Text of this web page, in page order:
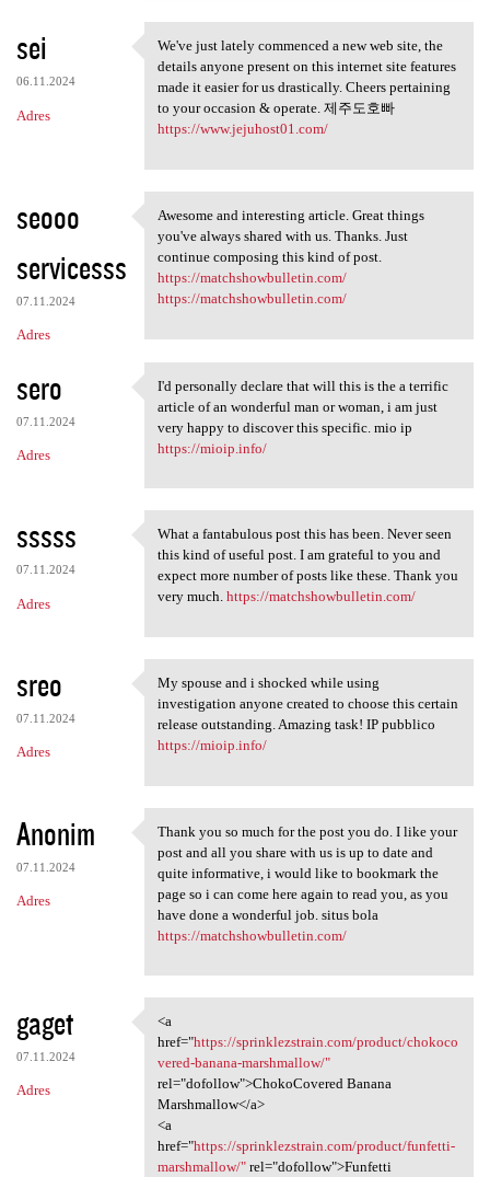
sei
06.11.2024
Adres
We've just lately commenced a
We've just lately commenced a new web site, the
details anyone present on this internet site features
made it easier for us drastically. Cheers pertaining
to your occasion & operate. 제주도호빠
https://www.jejuhost01.com/
seooo
servicesss
07.11.2024
Adres
Awesome and interesting
Awesome and interesting article. Great things
you've always shared with us. Thanks. Just
continue composing this kind of post.
https://matchshowbulletin.com/
https://matchshowbulletin.com/
sero
07.11.2024
Adres
I'd personally declare that
I'd personally declare that will this is the a terrific
article of an wonderful man or woman, i am just
very happy to discover this specific. mio ip
https://mioip.info/
sssss
07.11.2024
Adres
What a fantabulous post this
What a fantabulous post this has been. Never seen
this kind of useful post. I am grateful to you and
expect more number of posts like these. Thank you
very much. https://matchshowbulletin.com/
sreo
07.11.2024
Adres
My spouse and i shocked while
My spouse and i shocked while using
investigation anyone created to choose this certain
release outstanding. Amazing task! IP pubblico
https://mioip.info/
Anonim
07.11.2024
Adres
Thank you so much for the
Thank you so much for the post you do. I like your
post and all you share with us is up to date and
quite informative, i would like to bookmark the
page so i can come here again to read you, as you
have done a wonderful job. situs bola
https://matchshowbulletin.com/
gaget
07.11.2024
Adres
<a href="https:/
<a
href="https://sprinklezstrain.com/product/chokoco
vered-banana-marshmallow/"
rel="dofollow">ChokoCovered Banana
Marshmallow</a>
<a
href="https://sprinklezstrain.com/product/funfetti-
marshmallow/"rel="dofollow">Funfetti